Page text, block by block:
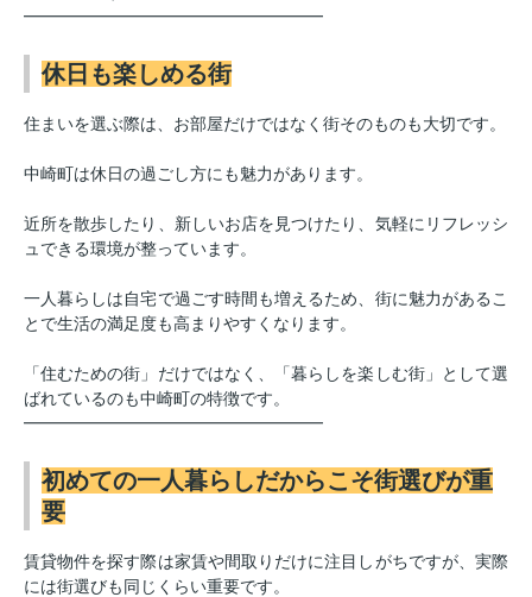
━━━━━━━━━━━━━━━━━━
休日も楽しめる街
住まいを選ぶ際は、お部屋だけではなく街そのものも大切です。
中崎町は休日の過ごし方にも魅力があります。
近所を散歩したり、新しいお店を見つけたり、気軽にリフレッシ
ュできる環境が整っています。
一人暮らしは自宅で過ごす時間も増えるため、街に魅力があるこ
とで生活の満足度も高まりやすくなります。
「住むための街」だけではなく、「暮らしを楽しむ街」として選
ばれているのも中崎町の特徴です。
━━━━━━━━━━━━━━━━━━
初めての一人暮らしだからこそ街選びが重
要
賃貸物件を探す際は家賃や間取りだけに注目しがちですが、実際
には街選びも同じくらい重要です。